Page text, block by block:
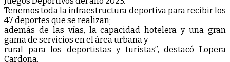
Tenemos toda la infraestructura deportiva para recibir los
47 deportes que se realizan;
además de las vías, la capacidad hotelera y una gran
gama de servicios en el área urbana y
rural para los deportistas y turistas”, destacó Lopera
Cardona.